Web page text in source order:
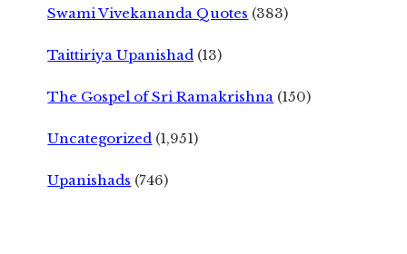
Swami Vivekananda Quotes (383)
Taittiriya Upanishad (13)
The Gospel of Sri Ramakrishna (150)
Uncategorized (1,951)
Upanishads (746)